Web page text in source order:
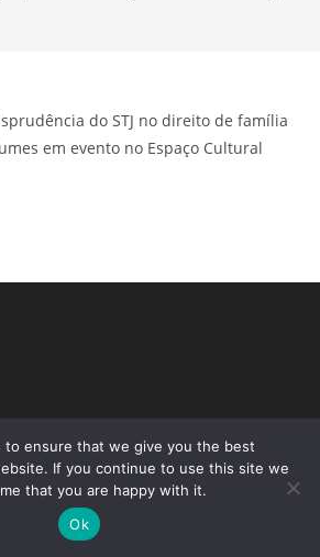
do STJ no direito de família
em evento no Espaço Cultural
- WordPress Theme by OceanWP
to ensure that we give you the best
If you continue to use this site we
that you are happy with it.
Ok